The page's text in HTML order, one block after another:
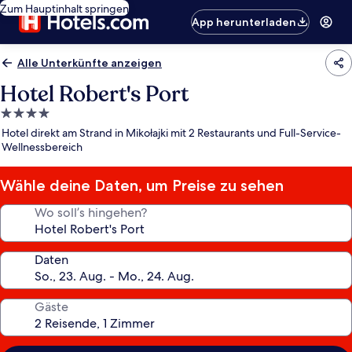
Zum Hauptinhalt springen
App herunterladen
Alle Unterkünfte anzeigen
Hotel Robert's Port
4.0-
Sterne-
Unterkunft
Hotel direkt am Strand in Mikołajki mit 2 Restaurants und Full-Service-
Wellnessbereich
Wähle deine Daten, um Preise zu sehen
Wo soll’s hingehen?
Daten
Gäste